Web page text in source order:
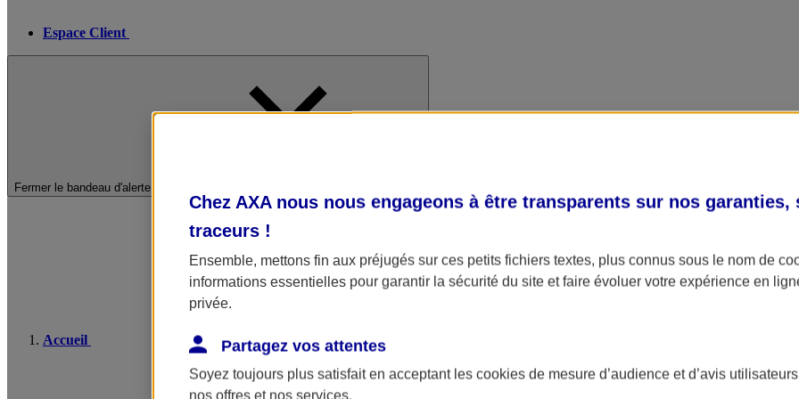
Espace Client
Fermer le bandeau d'alerte
Accueil
Chez AXA nous nous engageons à être transparents sur nos
traceurs !
Ensemble, mettons fin aux préjugés sur ces petits fichiers textes, plus connus sous le nom de
informations essentielles pour garantir la sécurité du site et faire évoluer votre expérience en
privée.
Partagez vos attentes
Soyez toujours plus satisfait en acceptant les cookies de mesure d’audience et d’avis
nos offres et nos services.